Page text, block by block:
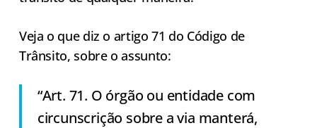
Veja o que diz o artigo 71 do Código de
Trânsito, sobre o assunto:
“Art. 71. O órgão ou entidade com
circunscrição sobre a via manterá,